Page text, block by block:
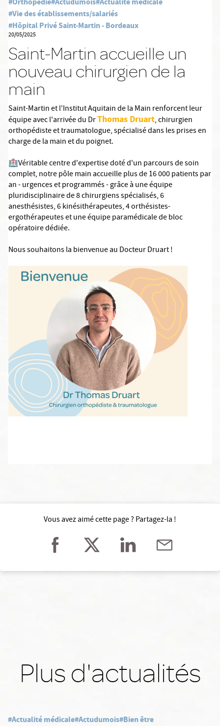
#Vie des établissements/salariés
#Hôpital Privé Saint-Martin - Bordeaux
20/05/2025
Saint-Martin accueille un
nouveau chirurgien de la
main
Saint-Martin et l'Institut Aquitain de la Main renforcent leur
équipe avec l'arrivée du DrThomas Druart, chirurgien
orthopédiste et traumatologue, spécialisé dans les prises en
charge de la main et du poignet.
🏥Véritable centre d'expertise doté d'un parcours de soin
complet, notre pôle main accueille plus de 16 000 patients par
an - urgences et programmés - grâce à une équipe
pluridisciplinaire de 8 chirurgiens spécialisés, 6
anesthésistes, 6 kinésithérapeutes, 4 orthésistes-
ergothérapeutes et une équipe paramédicale de bloc
opératoire dédiée.
Nous souhaitons la bienvenue au Docteur Druart !
Vous avez aimé cette page ? Partagez-la !
Plus d'actualités
#Actualité médicale#Actudumois#Bien être